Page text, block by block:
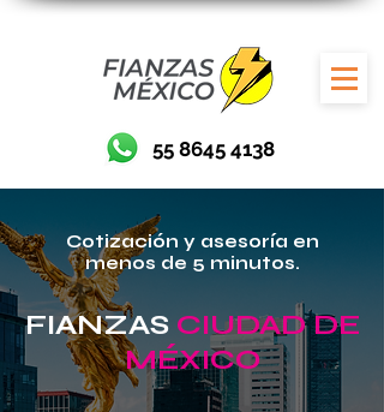
55 8645 4138
Cotización y asesoría en
menos de 5 minutos.
FIANZAS CIUDAD DE
MÉXICO